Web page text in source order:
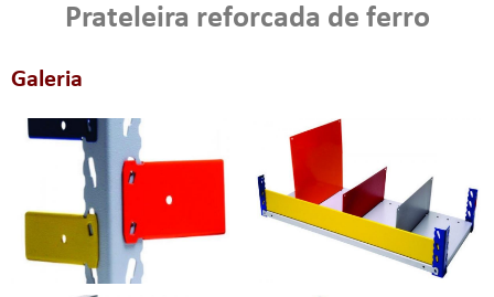
Prateleira reforcada de ferro
Galeria